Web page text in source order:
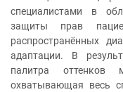
специалистами в
защиты прав
распространённых
адаптации. В
палитра оттенков
охватывающая весь